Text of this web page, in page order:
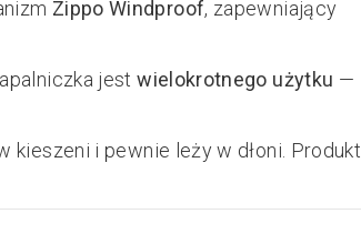
Zippo Windproof, zapewniający
jestwielokrotnego użytku —
kieszeni i pewnie leży w dłoni. Produkt